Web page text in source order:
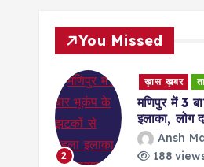
You Missed
2
ख़ास ख़बर
मणिपुर में 3
इलाका, लोग
Ansh
188